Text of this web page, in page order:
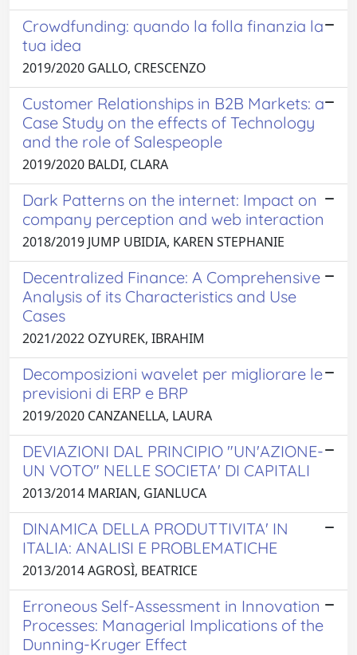
Crowdfunding: quando la folla finanzia la
tua idea
2019/2020 GALLO, CRESCENZO
Customer Relationships in B2B Markets: a
Case Study on the effects of Technology
and the role of Salespeople
2019/2020 BALDI, CLARA
Dark Patterns on the internet: Impact on
company perception and web interaction
2018/2019 JUMP UBIDIA, KAREN STEPHANIE
Decentralized Finance: A Comprehensive
Analysis of its Characteristics and Use
Cases
2021/2022 OZYUREK, IBRAHIM
Decomposizioni wavelet per migliorare le
previsioni di ERP e BRP
2019/2020 CANZANELLA, LAURA
DEVIAZIONI DAL PRINCIPIO "UN'AZIONE-
UN VOTO" NELLE SOCIETA' DI CAPITALI
2013/2014 MARIAN, GIANLUCA
DINAMICA DELLA PRODUTTIVITA' IN
ITALIA: ANALISI E PROBLEMATICHE
2013/2014 AGROSÌ, BEATRICE
Erroneous Self-Assessment in Innovation
Processes: Managerial Implications of the
Dunning-Kruger Effect